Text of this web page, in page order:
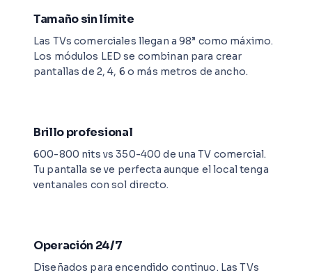
Tamaño sin límite
Las TVs comerciales llegan a 98” como máximo.
Los módulos LED se combinan para crear
pantallas de 2, 4, 6 o más metros de ancho.
Brillo profesional
600-800 nits vs 350-400 de una TV comercial.
Tu pantalla se ve perfecta aunque el local tenga
ventanales con sol directo.
Operación 24/7
Diseñados para encendido continuo. Las TVs